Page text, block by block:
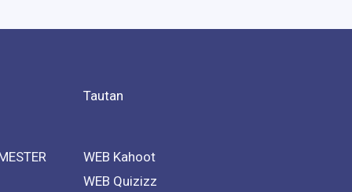
Tautan
WEB Kahoot
WEB Quizizz